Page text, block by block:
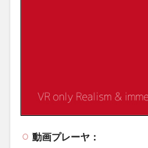
動画プレーヤ：